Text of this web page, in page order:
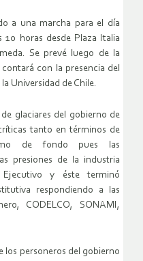
a una marcha para el día
horas desde Plaza Italia
Se prevé luego de la
con la presencia del
Universidad de Chile.
glaciares del gobierno de
tanto en términos de
de fondo pues las
presiones de la industria
y éste terminó
respondiendo a las
CODELCO, SONAMI,
los personeros del gobierno